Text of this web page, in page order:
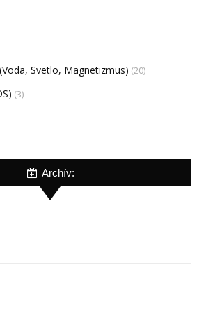
Svetlo, Magnetizmus) (20)
(3)
Archív: